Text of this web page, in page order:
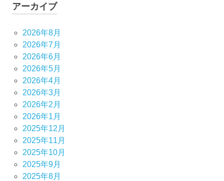
アーカイブ
2026年8月
2026年7月
2026年6月
2026年5月
2026年4月
2026年3月
2026年2月
2026年1月
2025年12月
2025年11月
2025年10月
2025年9月
2025年8月